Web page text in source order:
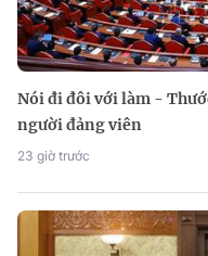
Nói đi đôi với làm -
người đảng viên
23 giờ trước